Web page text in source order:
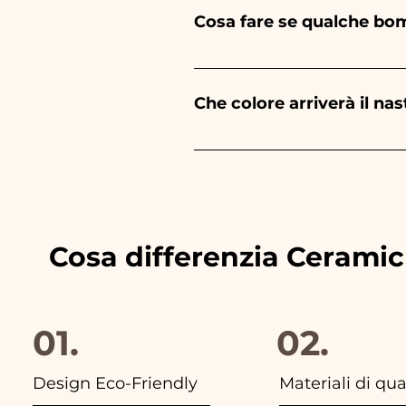
bianco - Per la Laurea, sarà
Cosa fare se qualche
Siamo nel settore da tanti
provvederemo subito alla
Che colore arriverà il
Abbiniamo sempre i colori
Cosa differenzia
01.
Design Eco-Friendly
02.
Materiali di